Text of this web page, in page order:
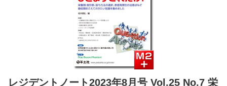
レジデントノート2023年8月号 Vol.25 No.7 栄